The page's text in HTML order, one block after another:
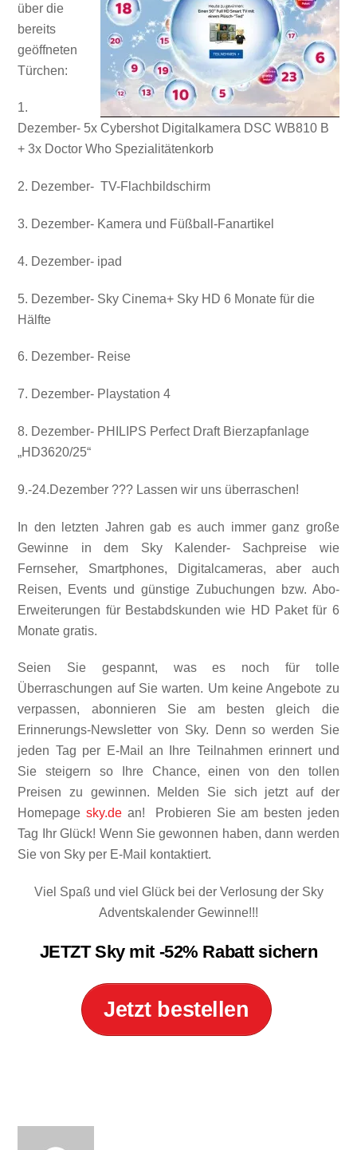
über die
bereits
geöffneten
Türchen:
1.
Dezember- 5x Cybershot Digitalkamera DSC WB810 B
+ 3x Doctor Who Spezialitätenkorb
2. Dezember- TV-Flachbildschirm
3. Dezember- Kamera und Füßball-Fanartikel
4. Dezember- ipad
5. Dezember- Sky Cinema+ Sky HD 6 Monate für die
Hälfte
6. Dezember- Reise
7. Dezember- Playstation 4
8. Dezember- PHILIPS Perfect Draft Bierzapfanlage
„HD3620/25“
9.-24.Dezember ??? Lassen wir uns überraschen!
In den letzten Jahren gab es auch immer ganz große
Gewinne in dem Sky Kalender- Sachpreise wie
Fernseher, Smartphones, Digitalcameras, aber auch
Reisen, Events und günstige Zubuchungen bzw. Abo-
Erweiterungen für Bestabdskunden wie HD Paket für 6
Monate gratis.
Seien Sie gespannt, was es noch für tolle
Überraschungen auf Sie warten. Um keine Angebote zu
verpassen, abonnieren Sie am besten gleich die
Erinnerungs-Newsletter von Sky. Denn so werden Sie
jeden Tag per E-Mail an Ihre Teilnahmen erinnert und
Sie steigern so Ihre Chance, einen von den tollen
Preisen zu gewinnen. Melden Sie sich jetzt auf der
Homepagesky.de an! Probieren Sie am besten jeden
Tag Ihr Glück! Wenn Sie gewonnen haben, dann werden
Sie von Sky per E-Mail kontaktiert.
Viel Spaß und viel Glück bei der Verlosung der Sky
Adventskalender Gewinne!!!
JETZT Sky mit -52% Rabattsichern
Jetzt bestellen